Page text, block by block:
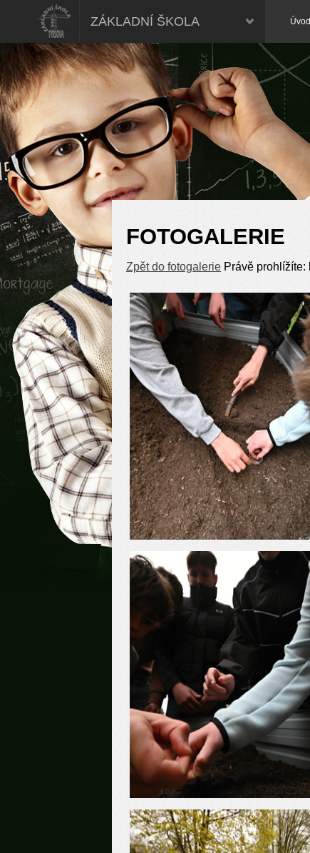
ZÁKLADNÍ ŠKOLA Úvod
FOTOGALERIE
Zpět do fotogalerie Právě prohlížíte: